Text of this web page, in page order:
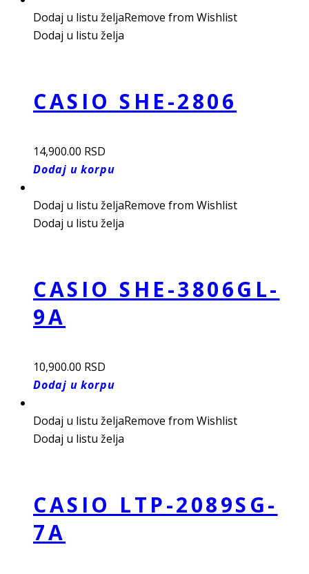
Dodaj u listu željaRemove from Wishlist
Dodaj u listu želja
CASIO SHE-2806
14,900.00 RSD
Dodaj u korpu
Dodaj u listu željaRemove from Wishlist
Dodaj u listu želja
CASIO SHE-3806GL-
9A
10,900.00 RSD
Dodaj u korpu
Dodaj u listu željaRemove from Wishlist
Dodaj u listu želja
CASIO LTP-2089SG-
7A